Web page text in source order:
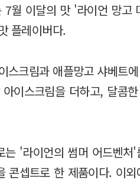
7월 이달의 맛 '라이언 망
플레이버다.
스크림과 애플망고 샤베트
이스크림을 더하고, 달콤
는 '라이언의 썸머 어드벤
콘셉트로 한 제품이다. 이